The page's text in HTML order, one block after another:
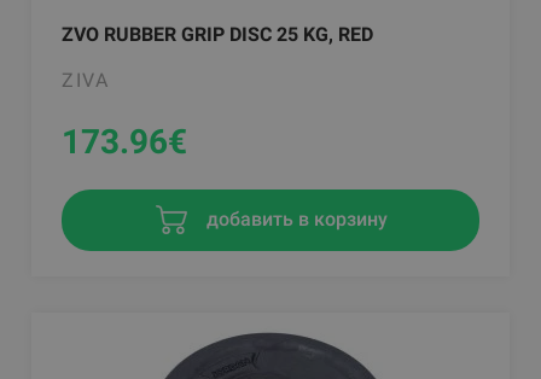
ZVO RUBBER GRIP DISC 25 KG, RED
ZIVA
173.96€
добавить в корзину